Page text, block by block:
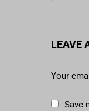
LEAVE
Your
Save